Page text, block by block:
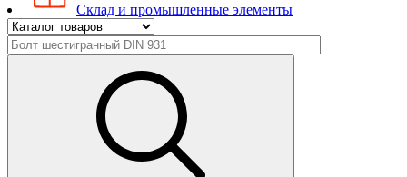
Склад и промышленные элементы